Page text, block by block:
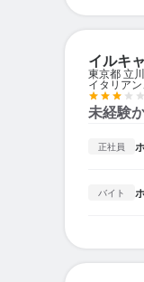
イルキ
東京都 立
イタリア
未経験
正社員
バイト